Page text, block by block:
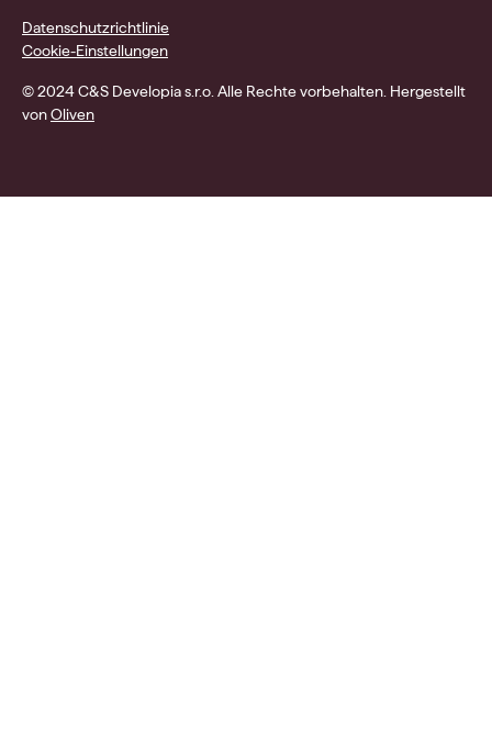
© 2024 C&S Developia s.r.o. Alle Rechte vorbehalten. Hergestellt
vonOliven
Datenschutzrichtlinie
Cookie-Einstellungen